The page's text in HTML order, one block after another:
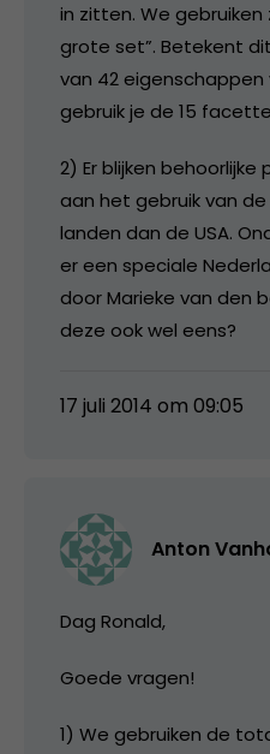
in zitten. We gebruiken
grote set”. Betekent
van 42 eigenschappen
gebruik je de 15
2) Er blijken
aan het gebruik van
landen dan de USA.
er een speciale
door Marieke van den
deze ook wel eens?
17 juli 2014 om 09:05
Anton
Dag Ronald,
Goede vragen!
1) We gebruiken de